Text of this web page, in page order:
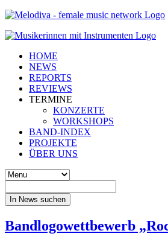
HOME
NEWS
REPORTS
REVIEWS
TERMINE
KONZERTE
WORKSHOPS
BAND-INDEX
PROJEKTE
ÜBER UNS
In News suchen
Bandlogowettbewerb